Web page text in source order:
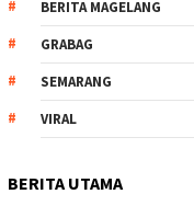
BERITA MAGELANG
GRABAG
SEMARANG
VIRAL
BERITA UTAMA